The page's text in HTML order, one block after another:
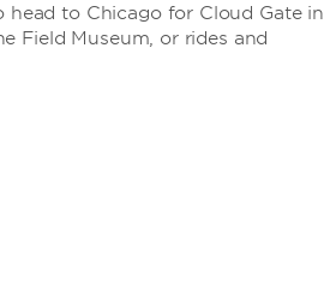
head to Chicago for Cloud Gate in
Field Museum, or rides and